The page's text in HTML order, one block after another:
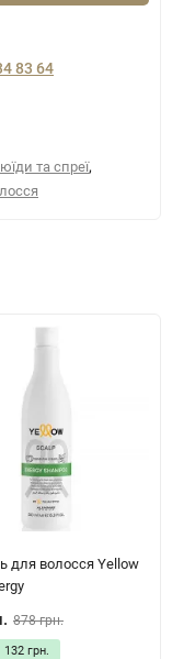
83 64
та спреї,
для волосся Yellow
878 грн.
132 грн.